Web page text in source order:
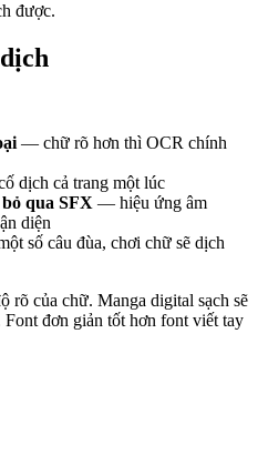
được.
— chữ rõ hơn thì OCR chính
dịch cả trang một lúc
qua SFX — hiệu ứng âm
diện
số câu đùa, chơi chữ sẽ dịch
rõ của chữ. Manga digital sạch sẽ
Font đơn giản tốt hơn font viết tay